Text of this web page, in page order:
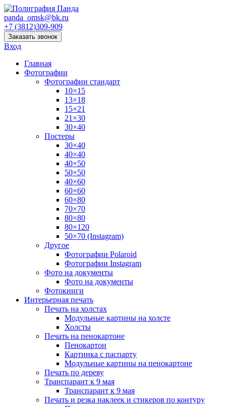
panda_omsk@bk.ru
+7 (3812)309-909
Заказать звонок
Вход
Главная
Фотографии
Фотографии стандарт
10×15
13×18
15×21
21×30
30×40
Постеры
30×40
40×40
40×50
50×50
40×60
60×60
60×80
70×70
80×80
80×120
50×70 (Instagram)
Другое
Фотографии Polaroid
Фотографии Instagram
Фото на документы
Фото на документы
Фотокниги
Интерьерная печать
Печать на холстах
Модульные картины на холсте
Холсты
Печать на пенокартоне
Пенокартон
Картинка с паспарту
Модульные картины на пенокартоне
Печать по дереву
Транспарант к 9 мая
Транспарант к 9 мая
Печать и резка наклеек и стикеров по контуру